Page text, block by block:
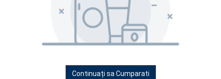
Continuați sa Cumparati